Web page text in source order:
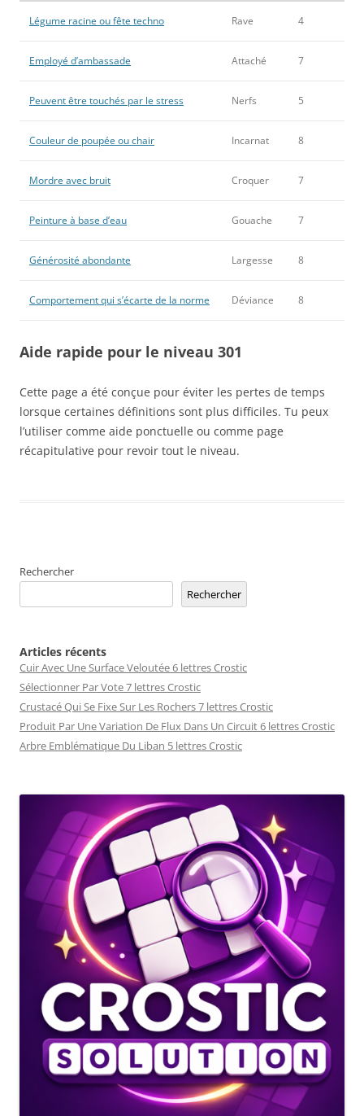
Légume racine ou fête techno Rave 4
Employé d’ambassade Attaché 7
Peuvent être touchés par le stress Nerfs 5
Couleur de poupée ou chair Incarnat 8
Mordre avec bruit Croquer 7
Peinture à base d’eau Gouache 7
Générosité abondante Largesse 8
Comportement qui s’écarte de la norme Déviance 8
Aide rapide pour le niveau 301
Cette page a été conçue pour éviter les pertes de temps
lorsque certaines définitions sont plus difficiles. Tu peux
l’utiliser comme aide ponctuelle ou comme page
récapitulative pour revoir tout le niveau.
Rechercher
Rechercher
Articles récents
Cuir Avec Une Surface Veloutée 6 lettres Crostic
Sélectionner Par Vote 7 lettres Crostic
Crustacé Qui Se Fixe Sur Les Rochers 7 lettres Crostic
Produit Par Une Variation De Flux Dans Un Circuit 6 lettres Crostic
Arbre Emblématique Du Liban 5 lettres Crostic